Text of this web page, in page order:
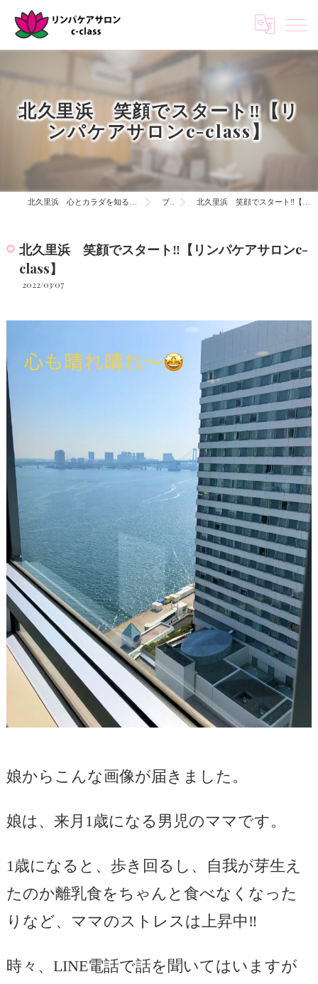
北久里浜 笑顔でスタート‼️【リ
ンパケアサロンc-class】
ブログ 北久里浜 笑顔でスタート‼️【リンパケアサロンc-class】
北久里浜 笑顔でスタート‼️【リンパケアサロンc-
class】
2022/03/07
娘からこんな画像が届きました。
娘は、来月1歳になる男児のママです。
1歳になると、歩き回るし、自我が芽生え
たのか離乳食をちゃんと食べなくなった
りなど、ママのストレスは上昇中‼️
時々、LINE電話で話を聞いてはいますが